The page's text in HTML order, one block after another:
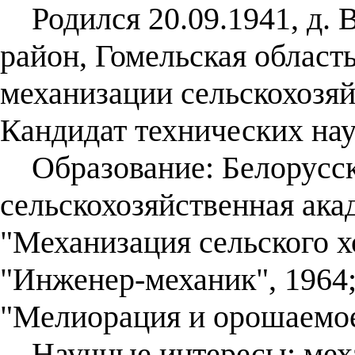
Родился 20.09.1941, д.
район, Гомельская
механизации
Кандидат технических
Образование:
сельскохозяйственная
"Механизация сельского
"Инженер-механик",
"Мелиорация и